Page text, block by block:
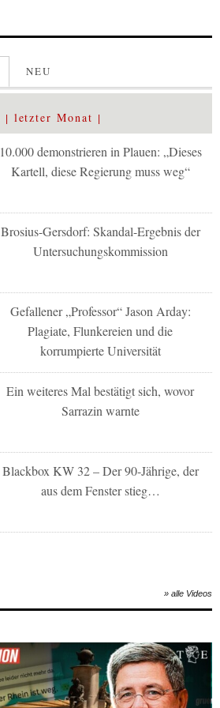
NEU
letzter Monat
10.000 demonstrieren in Plauen: „Dieses
Kartell, diese Regierung muss weg“
Brosius-Gersdorf: Skandal-Ergebnis der
Untersuchungskommission
Gefallener „Professor“ Jason Arday:
Plagiate, Flunkereien und die
korrumpierte Universität
Ein weiteres Mal bestätigt sich, wovor
Sarrazin warnte
Blackbox KW 32 – Der 90-Jährige, der
aus dem Fenster stieg…
» alle Videos